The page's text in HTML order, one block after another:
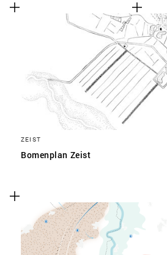
ZEIST
Bomenplan Zeist